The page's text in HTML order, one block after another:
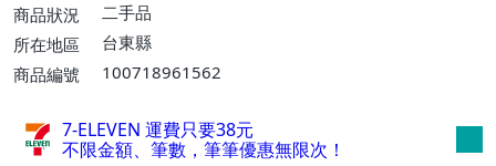
商品狀況
二手品
所在地區
台東縣
商品編號
100718961562
7-ELEVEN 運費只要38元
不限金額、筆數，筆筆優惠無限次！